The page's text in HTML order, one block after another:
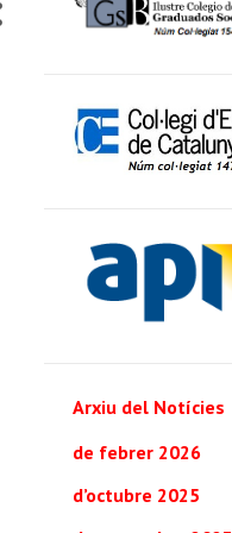
Arxiu del Notícies
de febrer 2026
d’octubre 2025